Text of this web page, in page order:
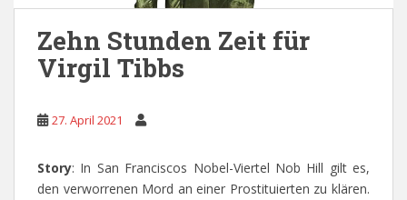
Zehn Stunden Zeit für
Virgil Tibbs
27. April 2021
Story: In San Franciscos Nobel-Viertel Nob Hill gilt es,
den verworrenen Mord an einer Prostituierten zu klären.